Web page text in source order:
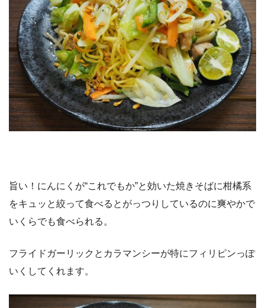
旨い！にんにくが“これでもか”と効いた焼きそばに柑橘系
をキュッと絞って食べるとがっつりしているのに爽やかで
いくらでも食べられる。
フライドガーリックとカラマンシーが特にフィリピンっぽ
いくしてくれます。